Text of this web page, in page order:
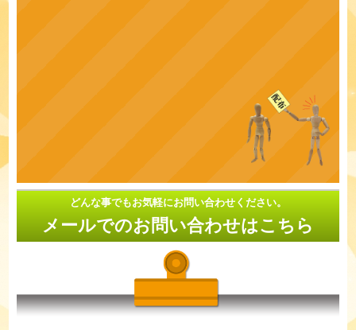
どんな事でもお気軽にお問い合わせください。
メールでのお問い合わせはこちら